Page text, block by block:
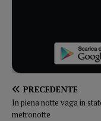
PRECEDENTE
In piena notte vaga in
metronotte